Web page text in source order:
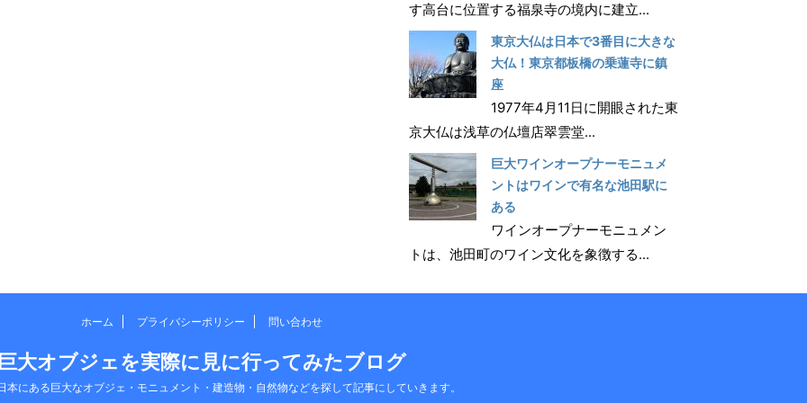
す高台に位置する福泉寺の境内に建立...
東京大仏は日本で3番目に大きな
大仏！東京都板橋の乗蓮寺に鎮
座
1977年4月11日に開眼された東
京大仏は浅草の仏壇店翠雲堂...
巨大ワインオープナーモニュメ
ントはワインで有名な池田駅に
ある
ワインオープナーモニュメン
トは、池田町のワイン文化を象徴する...
ホーム プライバシーポリシー 問い合わせ
巨大オブジェを実際に見に行ってみたブログ
本にある巨大なオブジェ・モニュメント・建造物・自然物などを探して記事にしていきます。